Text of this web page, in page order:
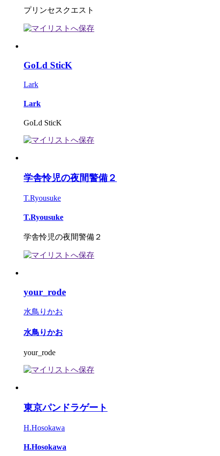
プリンセスクエスト
GoLd SticK
Lark
Lark
GoLd SticK
学舎怜児の夜間警備２
T.Ryousuke
T.Ryousuke
学舎怜児の夜間警備２
your_rode
水鳥りかお
水鳥りかお
your_rode
東京パンドラゲート
H.Hosokawa
H.Hosokawa